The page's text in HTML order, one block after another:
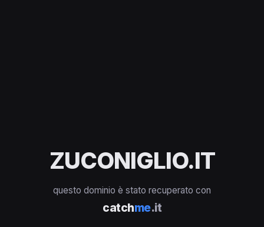
ZUCONIGLIO.IT
questo dominio è stato recuperato con
catchme.it